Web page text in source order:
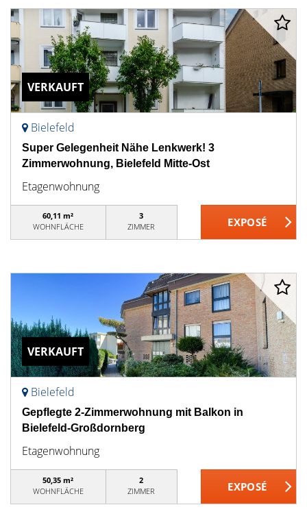
VERKAUFT
Bielefeld
Super Gelegenheit Nähe Lenkwerk! 3
Zimmerwohnung, Bielefeld Mitte-Ost
Etagenwohnung
60,11 m²
WOHNFLÄCHE
3
ZIMMER
VERKAUFT
Bielefeld
Gepflegte 2-Zimmerwohnung mit Balkon in
Bielefeld-Großdornberg
Etagenwohnung
50,35 m²
WOHNFLÄCHE
2
ZIMMER